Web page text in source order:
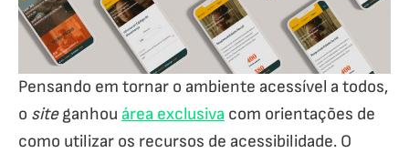
Pensando em tornar o ambiente acessível a todos,
o siteganhou área exclusiva com orientações de
como utilizar os recursos de acessibilidade. O